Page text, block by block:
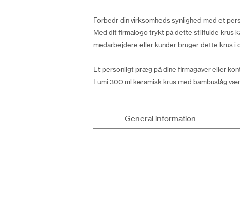
Forbedr din virksomheds synlighed med et
Med dit firmalogo trykt på dette stilfulde krus
medarbejdere eller kunder bruger dette krus i
Et personligt præg på dine firmagaver eller
Lumi 300 ml keramisk krus med bambuslåg
General information